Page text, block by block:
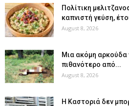
Πολίτικη
καπνιστή γεύση,
August 8, 2026
Μια ακόμη αρκούδα
πιθανότερο από...
August 8, 2026
Η Καστοριά δεν